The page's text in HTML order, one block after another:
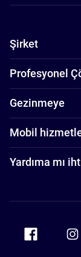
Şirket
Profesyonel
Gezinmeye
Mobil
Yardıma mı
Accor